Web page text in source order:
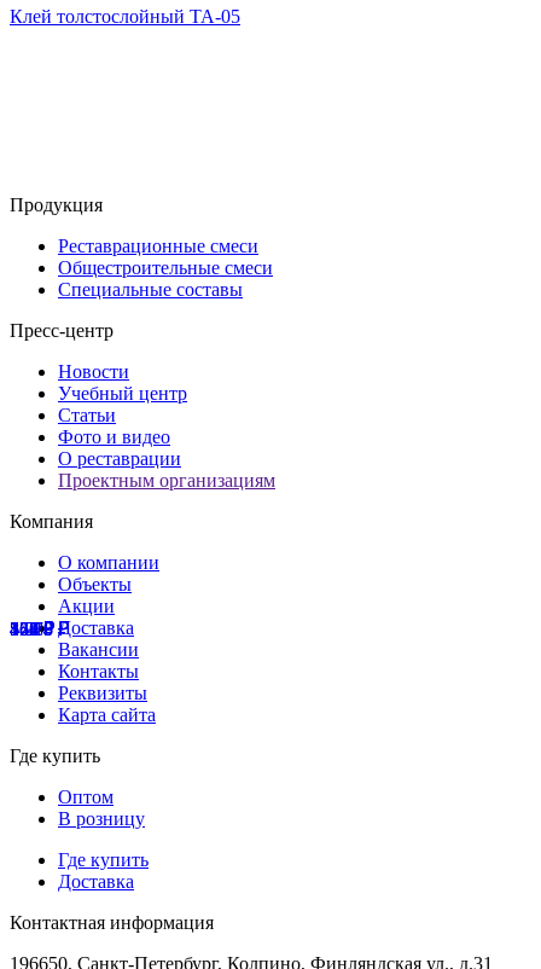
527₽
478₽
544₽
1 089₽
562₽
460₽
1 075₽
1 218₽
Клей толстослойный TA-05
851₽
Продукция
Реставрационные смеси
Общестроительные смеси
Специальные составы
Пресс-центр
Новости
Учебный центр
Статьи
Фото и видео
О реставрации
Проектным организациям
Компания
О компании
Объекты
Акции
Доставка
Вакансии
Контакты
Реквизиты
Карта сайта
Где купить
Оптом
В розницу
Где купить
Доставка
Контактная информация
196650, Санкт-Петербург, Колпино, Финляндская ул., д.31